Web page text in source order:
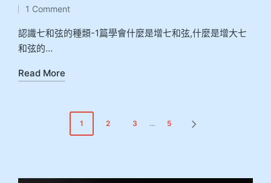
1 Comment
認識七和弦的種類-1篇學會什麼是增七和弦,什麼是增大七
和弦的…
Read More
1 2 3 ... 5